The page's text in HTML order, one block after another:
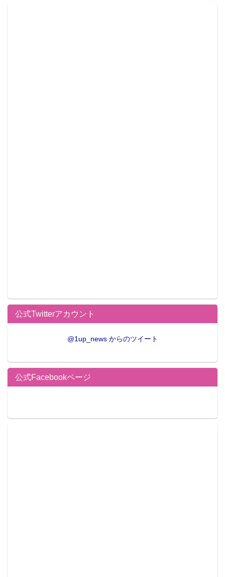
公式Twitterアカウント
@1up_news からのツイート
公式Facebookページ